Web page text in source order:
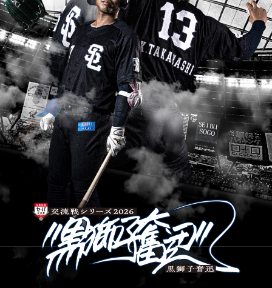
来場者配布
スタイリング
グッズ
イベント
グルメ